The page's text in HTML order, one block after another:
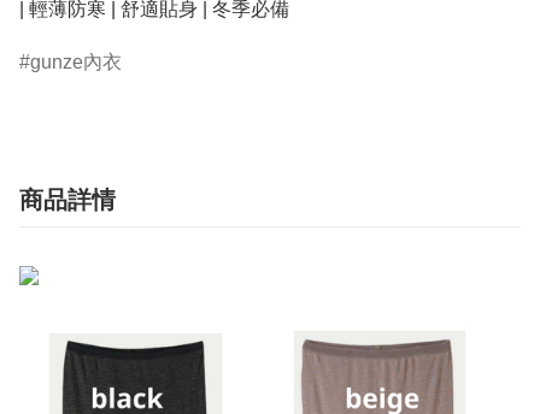
gunze內衣
商品詳情